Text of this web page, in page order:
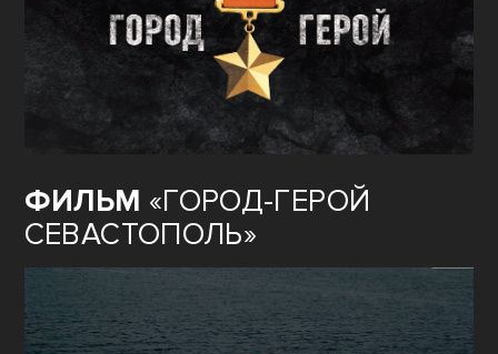
ФИЛЬМ «ГОРОД-ГЕРОЙ
СЕВАСТОПОЛЬ»